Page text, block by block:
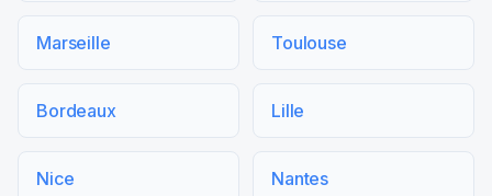
Marseille Toulouse
Bordeaux Lille
Nice Nantes